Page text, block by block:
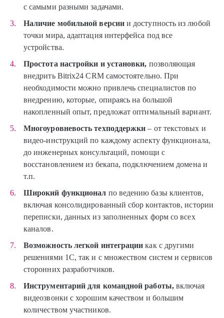
с самыми разными задачами.
Наличие мобильной версиии доступность из любой
точки мира, адаптация интерфейса под все
устройства.
Простота настройки и установки, позволяющая
внедрить Bitrix24 CRM самостоятельно. При
необходимости можно привлечь специалистов по
внедрению, которые, опираясь на большой
накопленный опыт, предложат оптимальный вариант.
Многоуровневость техподдержки – от текстовых и
видео-инструкций по каждому аспекту функционала,
до инженерных консультаций, помощи с
восстановлением из бекапа, подключением домена и
т.п.
Широкий функционал по ведению базы клиентов,
включая консолидированный сбор контактов, истории
переписки, данных из заполненных форм со всех
каналов.
Возможность легкой интеграции как с другими
решениями 1С, так и с множеством систем и сервисов
сторонних разработчиков.
Инструментарий для командной работы,включая
видеозвонки с хорошим качеством и большим
количеством участников.